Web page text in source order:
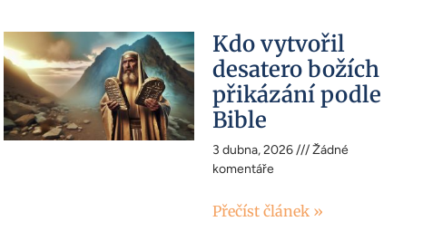
Kdo vytvořil
desatero božích
přikázání podle
Bible
3 dubna, 2026
Žádné
komentáře
Přečíst článek »